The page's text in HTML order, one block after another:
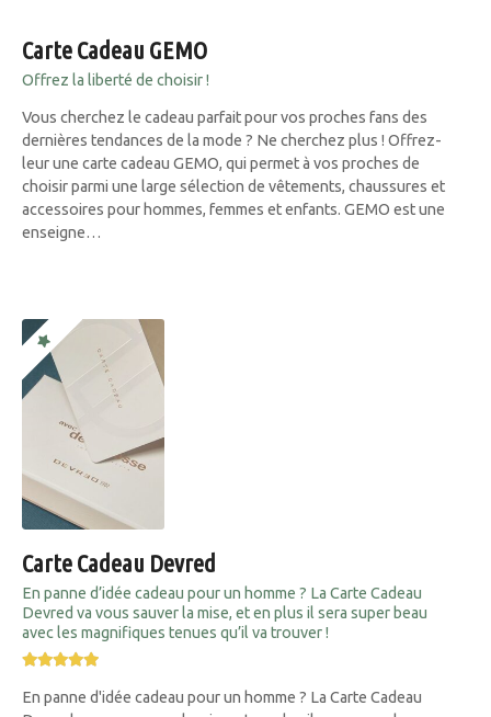
Carte Cadeau GEMO
Offrez la liberté de choisir !
Vous cherchez le cadeau parfait pour vos proches fans des
dernières tendances de la mode ? Ne cherchez plus ! Offrez-
leur une carte cadeau GEMO, qui permet à vos proches de
choisir parmi une large sélection de vêtements, chaussures et
accessoires pour hommes, femmes et enfants. GEMO est une
enseigne…
Carte Cadeau Devred
En panne d’idée cadeau pour un homme ? La Carte Cadeau
Devred va vous sauver la mise, et en plus il sera super beau
avec les magnifiques tenues qu’il va trouver !
En panne d'idée cadeau pour un homme ? La Carte Cadeau